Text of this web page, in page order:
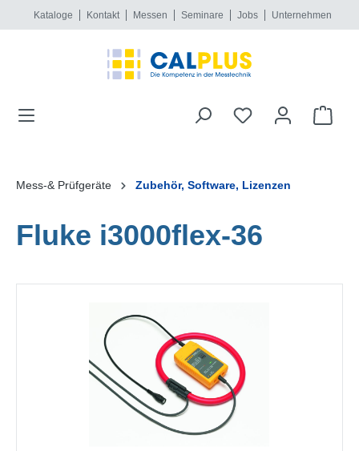
springen
Kataloge Kontakt Messen Seminare Jobs Unternehmen
Mess-& Prüfgeräte Zubehör, Software, Lizenzen
Fluke i3000flex-36